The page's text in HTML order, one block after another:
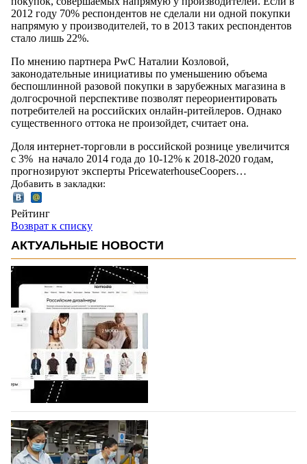
2012 году 70% респондентов не сделали ни одной покупки
напрямую у производителей, то в 2013 таких респондентов
стало лишь 22%.
По мнению партнера PwC Наталии Козловой,
законодательные инициативы по уменьшению объема
беспошлинной разовой покупки в зарубежных магазина в
долгосрочной перспективе позволят переориентировать
потребителей на российских онлайн-ритейлеров. Однако
существенного оттока не произойдет, считает она.
Доля интернет-торговли в российской рознице увеличится
с 3% на начало 2014 года до 10-12% к 2018-2020 годам,
прогнозируют эксперты PricewaterhouseCoopers…
Добавить в закладки:
Рейтинг
Возврат к списку
АКТУАЛЬНЫЕ НОВОСТИ
На платформе Lamoda - новый раздел и
условия продвижения локальных